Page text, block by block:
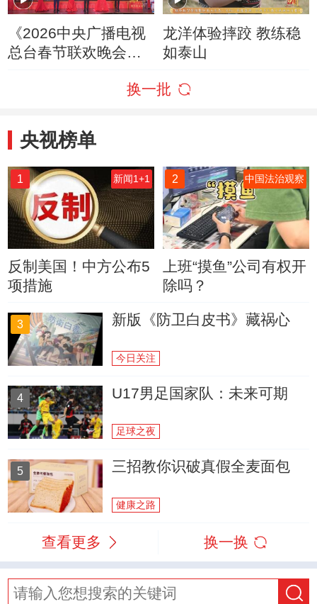
《2026中央广播电视
总台春节联欢晚会》
龙洋体验摔跤 教练稳
如泰山
换一批
央视榜单
1 新闻1+1
反制美国！中方公布5
项措施
2 中国法治观察
上班“摸鱼”公司有权开
除吗？
3 新版《防卫白皮书》藏祸心
今日关注
4 U17男足国家队：未来可期
足球之夜
5 三招教你识破真假全麦面包
健康之路
查看更多 换一换